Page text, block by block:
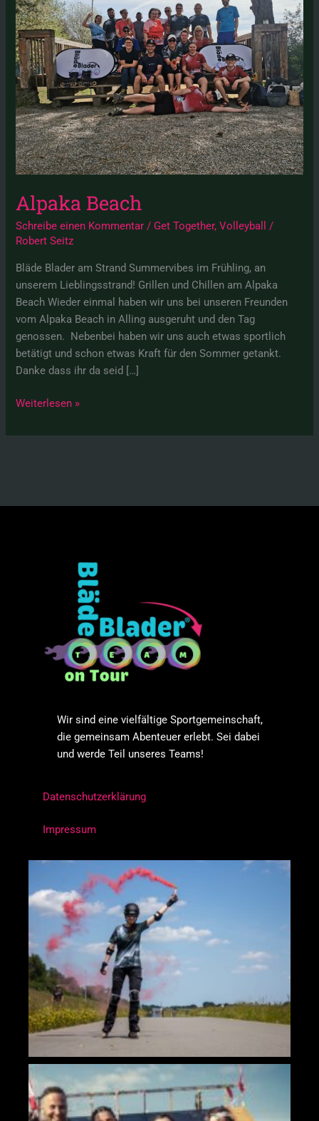
Alpaka Beach
Schreibe einen Kommentar / Get Together,Volleyball
/
Robert Seitz
Bläde Blader am Strand Summervibes im Frühling, an
unserem Lieblingsstrand! Grillen und Chillen am Alpaka
Beach Wieder einmal haben wir uns bei unseren Freunden
vom Alpaka Beach in Alling ausgeruht und den Tag
genossen. Nebenbei haben wir uns auch etwas sportlich
betätigt und schon etwas Kraft für den Sommer getankt.
Danke dass ihr da seid […]
Weiterlesen »
Wir sind eine vielfältige Sportgemeinschaft,
die gemeinsam Abenteuer erlebt. Sei dabei
und werde Teil unseres Teams!
Datenschutzerklärung
Impressum